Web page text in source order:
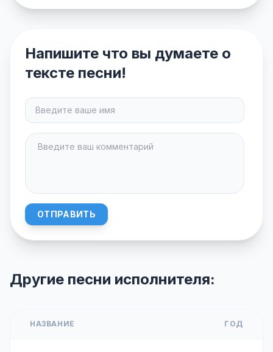
Напишите что вы думаете о
тексте песни!
ОТПРАВИТЬ
Другие песни исполнителя:
НАЗВАНИЕ ГОД